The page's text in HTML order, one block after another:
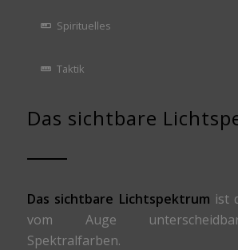
Spirituelles
Taktik
Das sichtbare
Das sichtbare Lichtspektrum ist
vom Auge
Spektralfarben.